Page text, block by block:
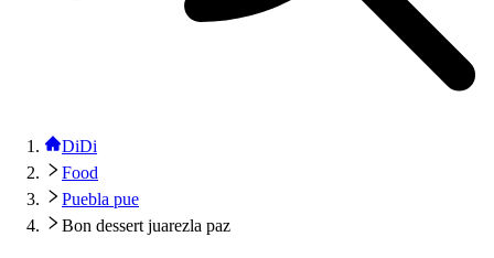
DiDi
Food
Puebla pue
Bon dessert juarezla paz